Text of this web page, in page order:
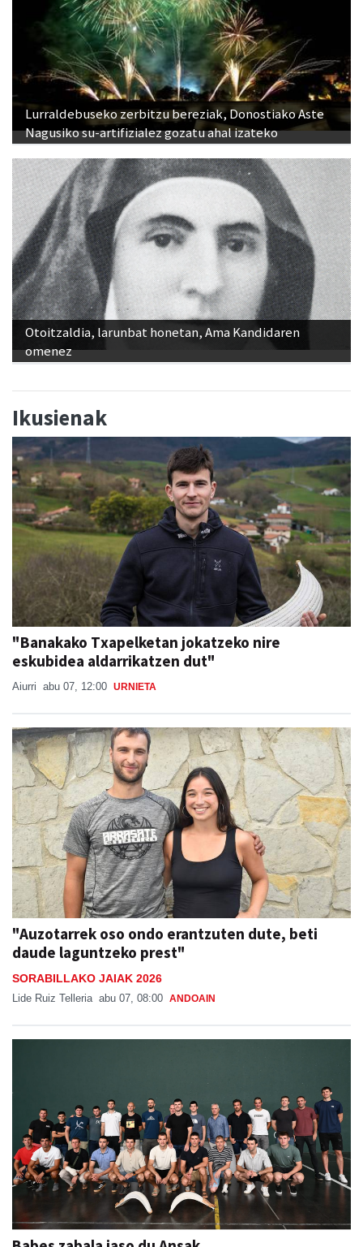
Lurraldebuseko zerbitzu bereziak, Donostiako Aste
Nagusiko su-artifizialez gozatu ahal izateko
Otoitzaldia, larunbat honetan, Ama Kandidaren
omenez
Ikusienak
"Banakako Txapelketan jokatzeko nire
eskubidea aldarrikatzen dut"
Aiurri abu 07, 12:00 URNIETA
"Auzotarrek oso ondo erantzuten dute, beti
daude laguntzeko prest"
SORABILLAKO JAIAK 2026
Lide Ruiz Telleria abu 07, 08:00 ANDOAIN